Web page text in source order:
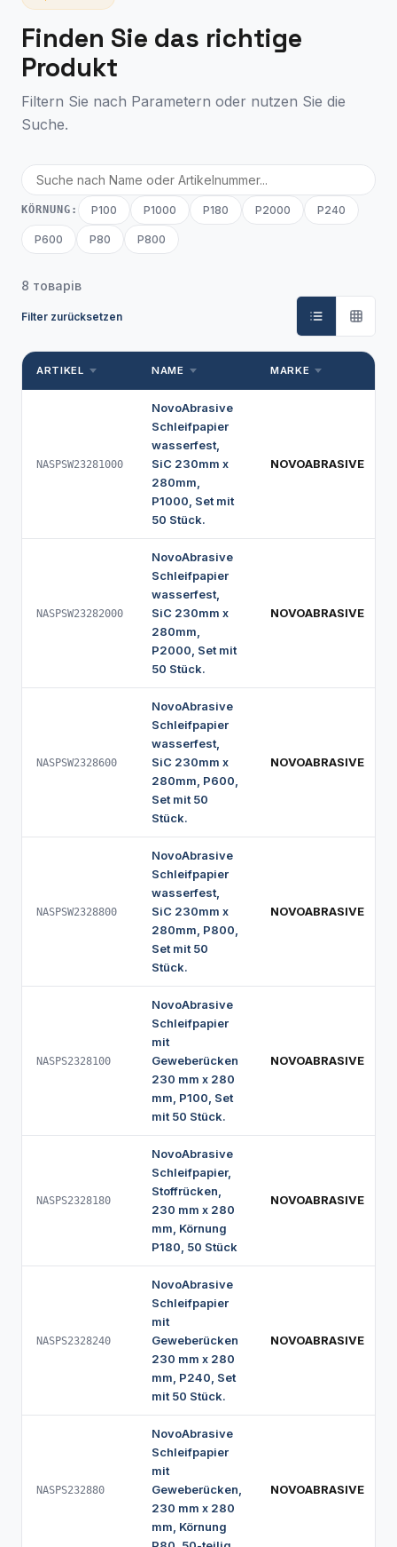
Finden Sie das richtige
Produkt
Filtern Sie nach Parametern oder nutzen Sie die
Suche.
KÖRNUNG: P100 P1000 P180 P2000 P240
P600 P80 P800
8 товарів
Filter zurücksetzen
ARTIKEL NAME MARKE
NASPSW23281000
NovoAbrasive
Schleifpapier
wasserfest,
SiC 230mm x
280mm,
P1000, Set mit
50 Stück.
NOVOABRASIVE
NASPSW23282000
NovoAbrasive
Schleifpapier
wasserfest,
SiC 230mm x
280mm,
P2000, Set mit
50 Stück.
NOVOABRASIVE
NASPSW2328600
NovoAbrasive
Schleifpapier
wasserfest,
SiC 230mm x
280mm, P600,
Set mit 50
Stück.
NOVOABRASIVE
NASPSW2328800
NovoAbrasive
Schleifpapier
wasserfest,
SiC 230mm x
280mm, P800,
Set mit 50
Stück.
NOVOABRASIVE
NASPS2328100
NovoAbrasive
Schleifpapier
mit
Geweberücken
230 mm x 280
mm, P100, Set
mit 50 Stück.
NOVOABRASIVE
NASPS2328180
NovoAbrasive
Schleifpapier,
Stoffrücken,
230 mm x 280
mm, Körnung
P180, 50 Stück
NOVOABRASIVE
NASPS2328240
NovoAbrasive
Schleifpapier
mit
Geweberücken
230 mm x 280
mm, P240, Set
mit 50 Stück.
NOVOABRASIVE
NASPS232880
NovoAbrasive
Schleifpapier
mit
Geweberücken,
230 mm x 280
mm, Körnung
NOVOABRASIVE